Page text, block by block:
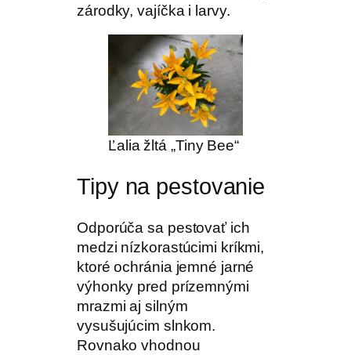
zárodky, vajíčka i larvy.
Ľalia žltá „Tiny Bee“
Tipy na pestovanie
Odporúča sa pestovať ich
medzi nízkorastúcimi kríkmi,
ktoré ochránia jemné jarné
výhonky pred prízemnými
mrazmi aj silným
vysušujúcim slnkom.
Rovnako vhodnou